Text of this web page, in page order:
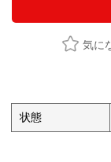
気に
状態